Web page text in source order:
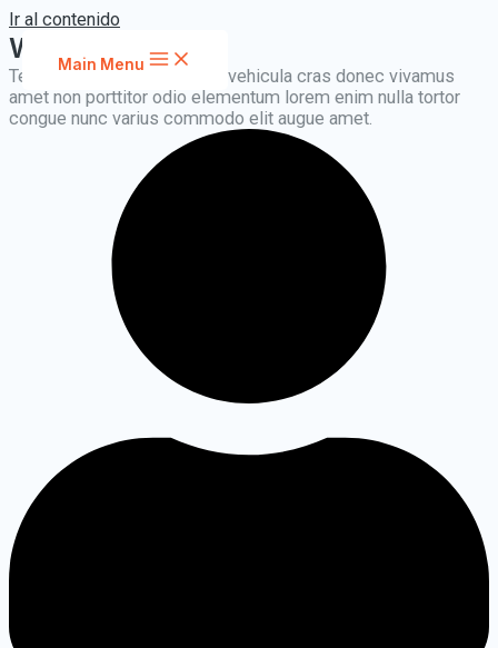
Ir al contenido
Main Menu
Why choose us
Tempor massa fames nunc vehicula cras donec vivamus
amet non porttitor odio elementum lorem enim nulla tortor
congue nunc varius commodo elit augue amet.